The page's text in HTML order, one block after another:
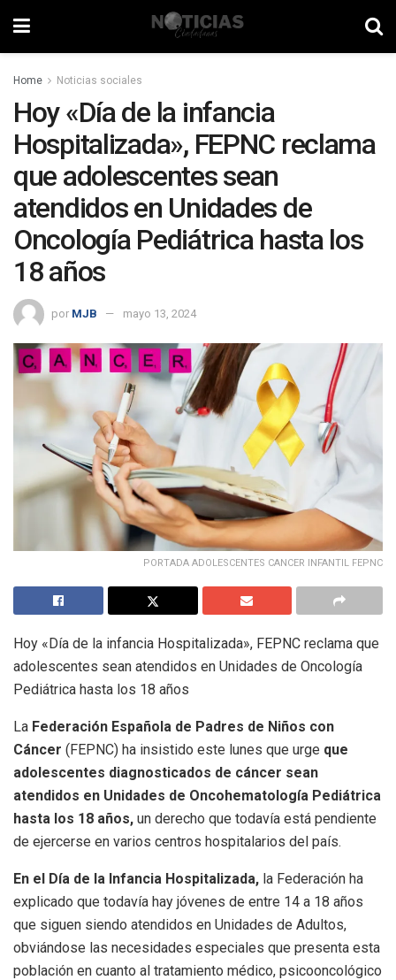
Home Noticias sociales
Hoy «Día de la infancia
Hospitalizada», FEPNC reclama
que adolescentes sean
atendidos en Unidades de
Oncología Pediátrica hasta los
18 años
por MJB mayo 13, 2024
PORTADA ADOLESCENTES CANCER INFANTIL FEPNC
Hoy «Día de la infancia Hospitalizada», FEPNC reclama que
adolescentes sean atendidos en Unidades de Oncología
Pediátrica hasta los 18 años
La Federación Española de Padres de Niños con
Cáncer (FEPNC) ha insistido este lunes que urge que
adolescentes diagnosticados de cáncer sean
atendidos en Unidades de Oncohematología Pediátrica
hasta los 18 años, un derecho que todavía está pendiente
de ejercerse en varios centros hospitalarios del país.
En el Día de la Infancia Hospitalizada, la Federación ha
explicado que todavía hay jóvenes de entre 14 a 18 años
que siguen siendo atendidos en Unidades de Adultos,
obviándose las necesidades especiales que presenta esta
población en cuanto al tratamiento médico, psicooncológico